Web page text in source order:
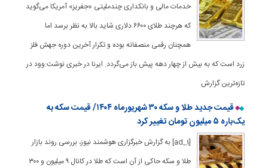
خدمات مالی و بانکداری چندملیتی «جفریز» آمریکا می‌گوید
که هرچند طلای ۶۶۰۰ دلاری شاید بالا به نظر برسد اما
همچنان رقمی منصفانه بوده و تکرار آخرین دوره جهش فلز
زرد است که به بیش از چهار دهه پیش باز می‌گردد. ایرنا در خبری نوشت:وود در
تازه‌ترین گزارش
قیمت جدید طلا و سکه ۳۰ شهریورماه ۱۴۰۴/ قیمت سکه به
یک‌باره ۵ میلیون تومان تغییر کرد
[ad_1] به گزارش خبرگزاری هوشمند نیوز، بررسی روند بازار
طلا و سکه حاکی از آن است که طلا در کانال ۹ میلیون و ۳۰۰